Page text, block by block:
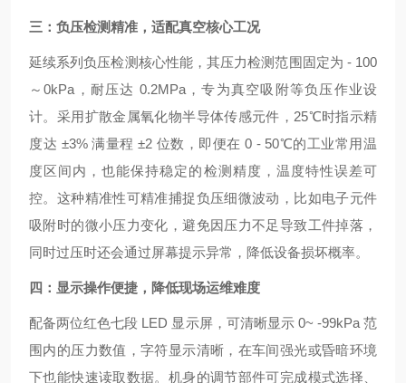
三：负压检测精准，适配真空核心工况
延续系列负压检测核心性能，其压力检测范围固定为 - 100
～0kPa，耐压达 0.2MPa，专为真空吸附等负压作业设
计。采用扩散金属氧化物半导体传感元件，25℃时指示精
度达 ±3% 满量程 ±2 位数，即便在 0 - 50℃的工业常用温
度区间内，也能保持稳定的检测精度，温度特性误差可
控。这种精准性可精准捕捉负压细微波动，比如电子元件
吸附时的微小压力变化，避免因压力不足导致工件掉落，
同时过压时还会通过屏幕提示异常，降低设备损坏概率。
四：显示操作便捷，降低现场运维难度
配备两位红色七段 LED 显示屏，可清晰显示 0~ -99kPa 范
围内的压力数值，字符显示清晰，在车间强光或昏暗环境
下也能快速读取数据。机身的调节部件可完成模式选择、